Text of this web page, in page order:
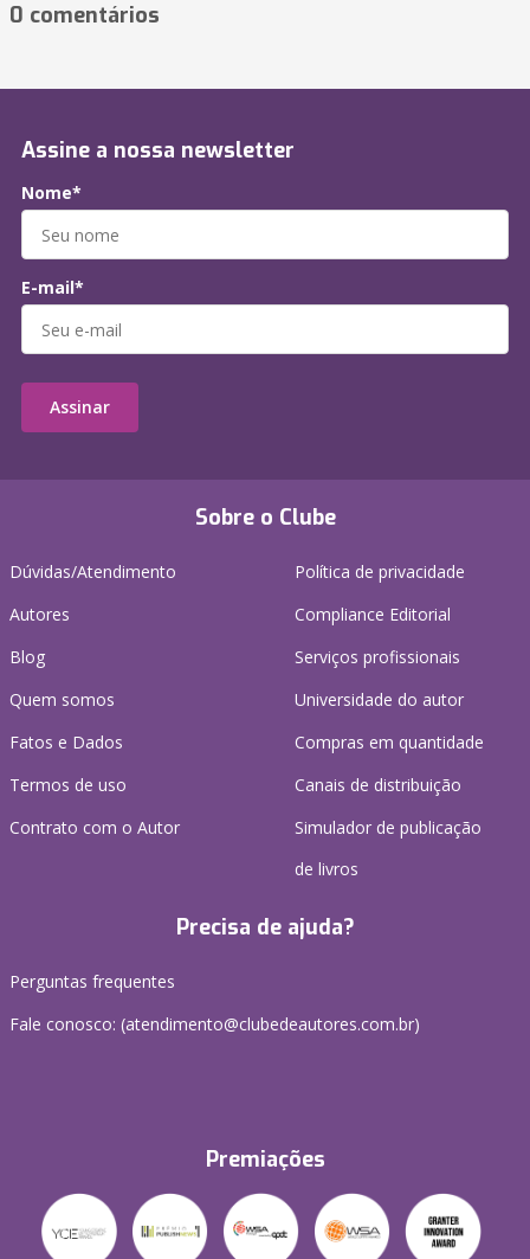
0 comentários
Sobre o Clube
Dúvidas/Atendimento
Autores
Blog
Quem somos
Fatos e Dados
Termos de uso
Contrato com o Autor
Política de privacidade
Compliance Editorial
Serviços profissionais
Universidade do autor
Compras em quantidade
Canais de distribuição
Simulador de publicação
de livros
Precisa de ajuda?
Perguntas frequentes
Fale conosco: (atendimento@clubedeautores.com.br)
Premiações
Assine a nossa newsletter
Nome*
E-mail*
Assinar